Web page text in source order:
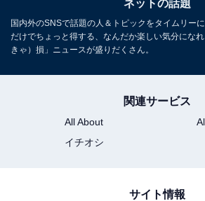
ネットの話題
国内外のSNSで話題の人＆トピックをタイムリー
だけでちょっと得する、なんだか楽しい気分にな
きゃ）損」ニュースが盛りだくさん。
関連サービス
All About
イチオシ
サイト情報